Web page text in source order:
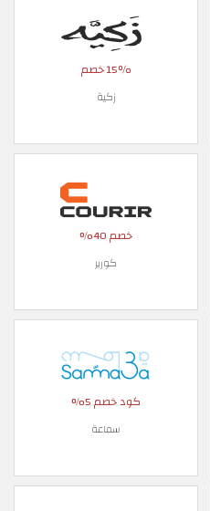
15٪ خصم
زكية
خصم 40%
كورير
كود خصم 5%
سماعة